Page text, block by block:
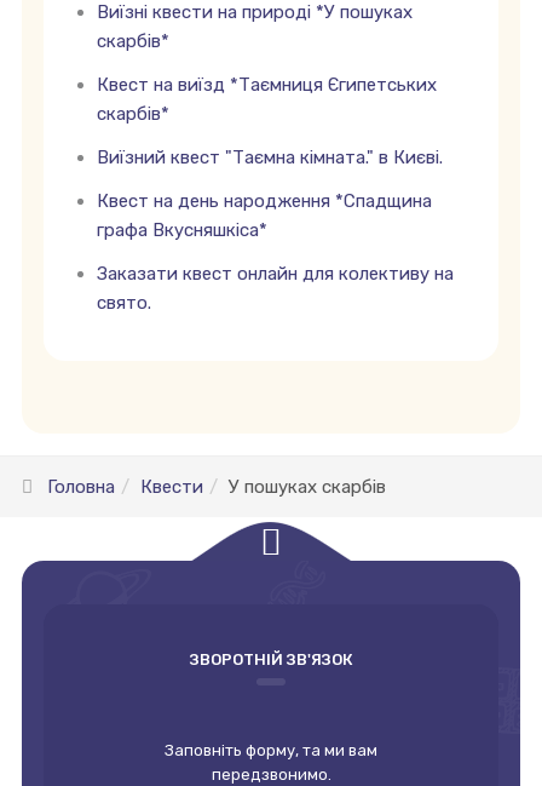
Виїзні квести на природі *У пошуках
скарбів*
Квест на виїзд *Таємниця Єгипетських
скарбів*
Виїзний квест "Таємна кімната." в Києві.
Квест на день народження *Спадщина
графа Вкусняшкіса*
Заказати квест онлайн для колективу на
свято.
Головна Квести У пошуках скарбів
ЗВОРОТНІЙ ЗВ'ЯЗОК
Заповніть форму, та ми вам
передзвонимо.